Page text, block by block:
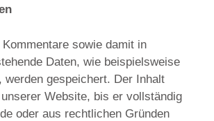
sowie damit in
Daten, wie beispielsweise
werden gespeichert. Der Inhalt
Website, bis er vollständig
oder aus rechtlichen Gründen